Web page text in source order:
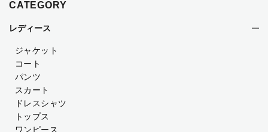
CATEGORY
レディース
ジャケット
コート
パンツ
スカート
ドレスシャツ
トップス
ワンピース